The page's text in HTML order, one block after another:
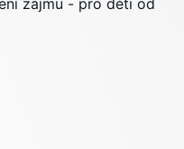
zájmu - pro děti od